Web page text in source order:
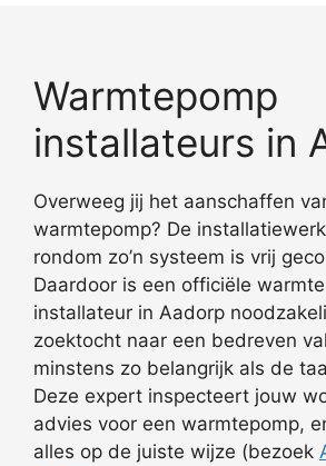
Warmtepomp
installateurs in
Overweeg jij het aanschaffen
warmtepomp? De
rondom zo’n systeem is vrij
Daardoor is een officiële
installateur in Aadorp
zoektocht naar een bedreven
minstens zo belangrijk als de
Deze expert inspecteert jouw
advies voor een warmtepomp,
alles op de juiste wijze (bezoek